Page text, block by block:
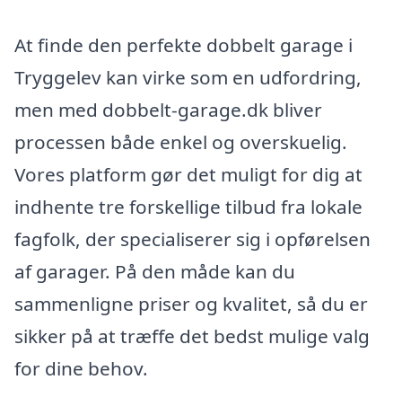
At finde den perfekte dobbelt garage i
Tryggelev kan virke som en udfordring,
men med dobbelt-garage.dk bliver
processen både enkel og overskuelig.
Vores platform gør det muligt for dig at
indhente tre forskellige tilbud fra lokale
fagfolk, der specialiserer sig i opførelsen
af garager. På den måde kan du
sammenligne priser og kvalitet, så du er
sikker på at træffe det bedst mulige valg
for dine behov.